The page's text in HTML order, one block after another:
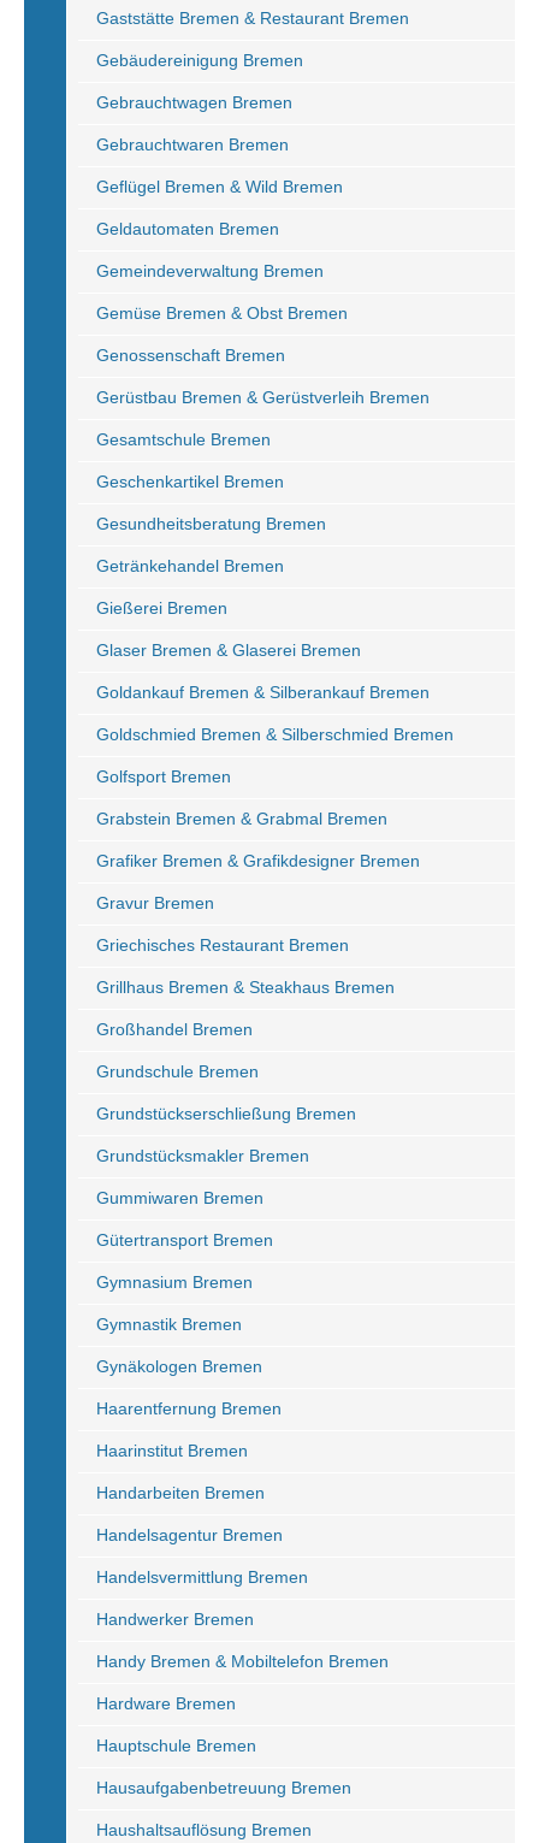
Gaststätte Bremen & Restaurant Bremen
Gebäudereinigung Bremen
Gebrauchtwagen Bremen
Gebrauchtwaren Bremen
Geflügel Bremen & Wild Bremen
Geldautomaten Bremen
Gemeindeverwaltung Bremen
Gemüse Bremen & Obst Bremen
Genossenschaft Bremen
Gerüstbau Bremen & Gerüstverleih Bremen
Gesamtschule Bremen
Geschenkartikel Bremen
Gesundheitsberatung Bremen
Getränkehandel Bremen
Gießerei Bremen
Glaser Bremen & Glaserei Bremen
Goldankauf Bremen & Silberankauf Bremen
Goldschmied Bremen & Silberschmied Bremen
Golfsport Bremen
Grabstein Bremen & Grabmal Bremen
Grafiker Bremen & Grafikdesigner Bremen
Gravur Bremen
Griechisches Restaurant Bremen
Grillhaus Bremen & Steakhaus Bremen
Großhandel Bremen
Grundschule Bremen
Grundstückserschließung Bremen
Grundstücksmakler Bremen
Gummiwaren Bremen
Gütertransport Bremen
Gymnasium Bremen
Gymnastik Bremen
Gynäkologen Bremen
Haarentfernung Bremen
Haarinstitut Bremen
Handarbeiten Bremen
Handelsagentur Bremen
Handelsvermittlung Bremen
Handwerker Bremen
Handy Bremen & Mobiltelefon Bremen
Hardware Bremen
Hauptschule Bremen
Hausaufgabenbetreuung Bremen
Haushaltsauflösung Bremen